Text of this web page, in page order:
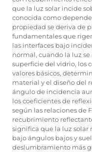
que la luz solar incide
conocida como
propiedad se deriva de
fundamentales que
las interfaces bajo
normal, cuando la luz
superficie del vidrio, los
valores básicos,
material y el diseño del
ángulo de incidencia
los coeficientes de
según las relaciones de
recubrimiento
significa que la luz
bajo ángulos bajos y
deslumbramiento más